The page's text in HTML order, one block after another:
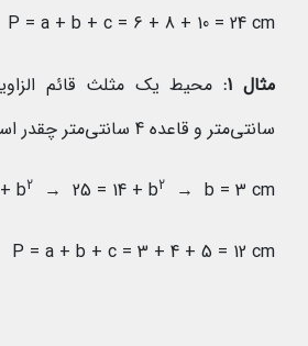
P = a + b + c = 6 + 8 + 10 = 24 cm
مثال 1:
سانتی‌متر و قاعده 4 سانتی‌متر چقدر است؟
+ b2 → 25 = 14 + b2 → b = 3 cm
P = a + b + c = 3 + 4 + 5 = 12 cm